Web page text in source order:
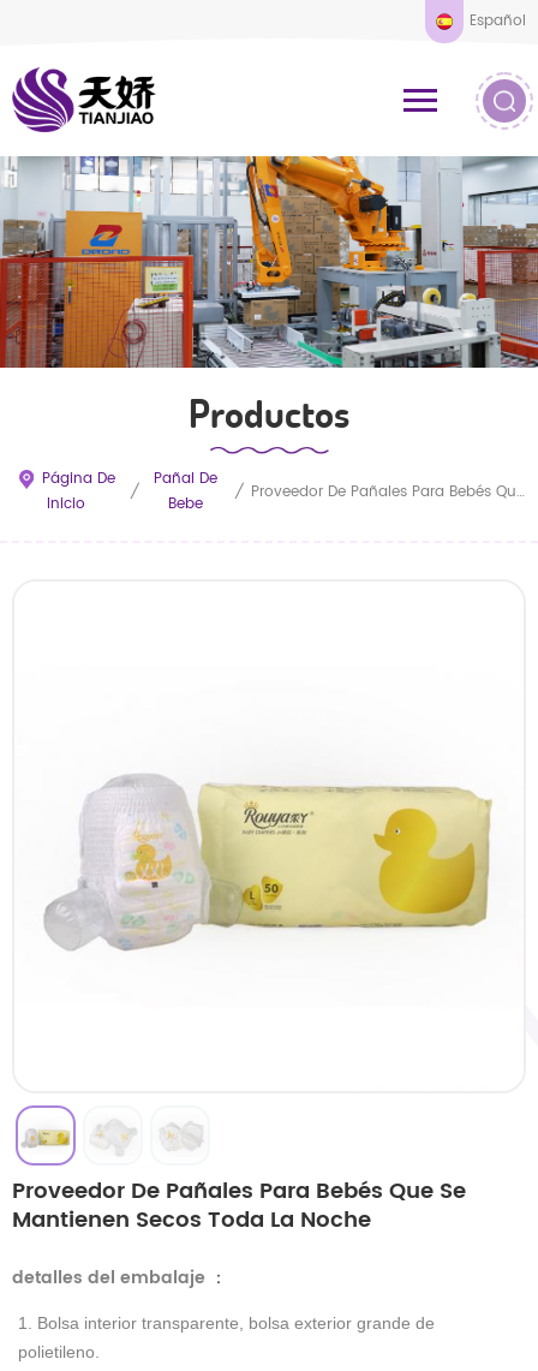
Español
Productos
Página De
Inicio
/
Pañal De
Bebe
/ Proveedor De Pañales Para Bebés Que Se Mantienen Secos Toda La Noche
Proveedor De Pañales Para Bebés Que Se
Mantienen Secos Toda La Noche
detalles del embalaje ：
1. Bolsa interior transparente, bolsa exterior grande de
polietileno.